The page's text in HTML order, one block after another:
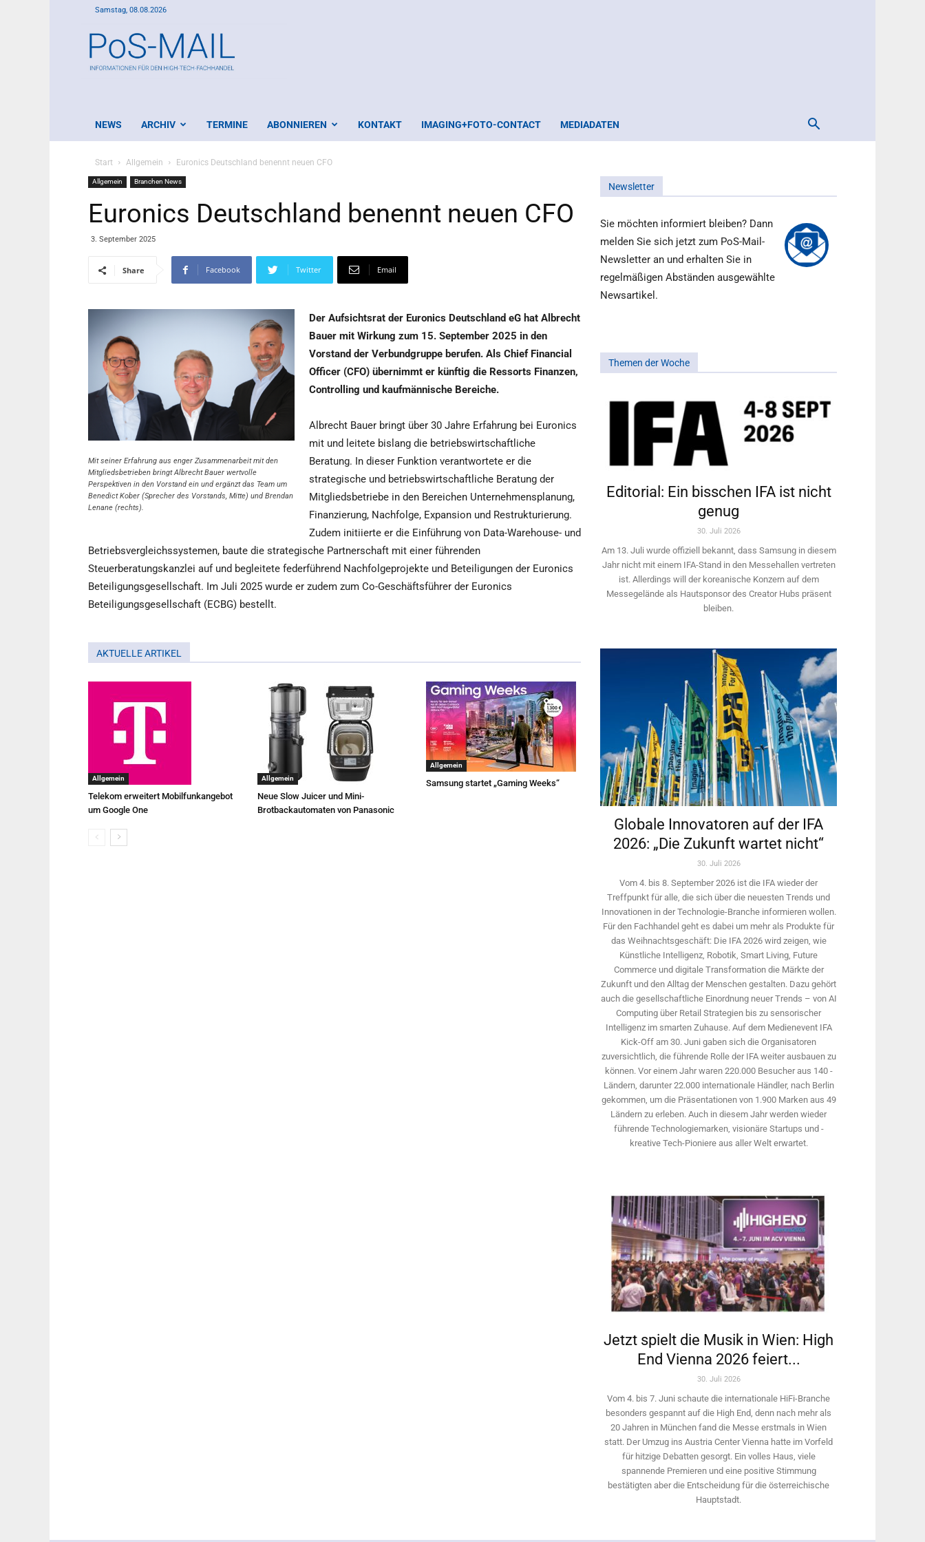
Samstag, 08.08.2026
Mail
NEWS ARCHIV TERMINE ABONNIEREN KONTAKT IMAGING+FOTO-CONTACT MEDIADATEN
Start Allgemein Euronics Deutschland benennt neuen CFO
Allgemein Branchen News
Euronics Deutschland benennt neuen CFO
3. September 2025
Share Facebook Twitter Email
Mit seiner Erfahrung aus enger Zusammenarbeit mit den
Mitgliedsbetrieben bringt Albrecht Bauer wertvolle
Perspektiven in den Vorstand ein und ergänzt das Team um
Benedict Kober (Sprecher des Vorstands, Mitte) und Brendan
Lenane (rechts).
Der Aufsichtsrat der Euronics Deutschland eG hat Albrecht
Bauer mit Wirkung zum 15. September 2025 in den
Vorstand der Verbundgruppe berufen. Als Chief Financial
Officer (CFO) übernimmt er künftig die Ressorts Finanzen,
Controlling und kaufmännische Bereiche.
Albrecht Bauer bringt über 30 Jahre Erfahrung bei Euronics
mit und leitete bislang die betriebswirtschaftliche
Beratung. In dieser Funktion verantwortete er die
strategische und betriebswirtschaftliche Beratung der
Mitgliedsbetriebe in den Bereichen Unternehmensplanung,
Finanzierung, Nachfolge, Expansion und Restrukturierung.
Zudem initiierte er die Einführung von Data-Warehouse- und
Betriebsvergleichssystemen, baute die strategische Partnerschaft mit einer führenden
Steuerberatungskanzlei auf und begleitete federführend Nachfolgeprojekte und Beteiligungen der Euronics
Beteiligungsgesellschaft. Im Juli 2025 wurde er zudem zum Co-Geschäftsführer der Euronics
Beteiligungsgesellschaft (ECBG) bestellt.
AKTUELLE ARTIKEL
Allgemein
Telekom erweitert Mobilfunkangebot
um Google One
Allgemein
Neue Slow Juicer und Mini-
Brotbackautomaten von Panasonic
Allgemein
Samsung startet „Gaming Weeks“
Newsletter
Sie möchten informiert bleiben? Dann
melden Sie sich jetzt zum PoS-Mail-
Newsletter an und erhalten Sie in
regelmäßigen Abständen ausgewählte
Newsartikel.
Themen der Woche
Editorial: Ein bisschen IFA ist nicht
genug
30. Juli 2026
Am 13. Juli wurde offiziell bekannt, dass Samsung in diesem
Jahr nicht mit einem IFA-Stand in den Messehallen vertreten
ist. Allerdings will ­der koreanische Konzern auf dem
Messegelände als Hautsponsor des Creator Hubs präsent
bleiben.
Globale Innovatoren auf der IFA
2026: „Die Zukunft wartet nicht“
30. Juli 2026
Vom 4. bis 8. September 2026 ist die IFA wieder der
Treffpunkt für alle, die sich über die neuesten Trends und
Innovationen in der Technologie-­Branche informieren wollen.
Für den Fachhandel geht es dabei um mehr als Produkte für
das Weihnachtsgeschäft: Die IFA 2026 wird ­zeigen, wie
Künstliche Intelligenz, Robotik, Smart Living, Future
Commerce und digitale Trans­formation die Märkte der
Zukunft und den Alltag der Menschen gestalten. Dazu gehört
auch die gesellschaftliche Einordnung neuer Trends – von AI
Computing über Retail Strategien bis zu sensorischer
Intelligenz im smarten Zuhause. Auf dem Medien­event IFA
Kick-Off am 30. Juni gaben sich die Organisatoren
zuversichtlich, die führende Rolle der IFA weiter ausbauen zu
können. Vor einem Jahr ­waren 220.000 Besucher aus 140 ­
Ländern, ­darunter 22.000 internationale Händler, nach Berlin
gekommen, um die Präsen­tationen von 1.900 Marken aus 49
Ländern zu erleben. Auch in diesem Jahr werden wieder
führende Technologiemarken, visionäre Startups und ­
kreative Tech-Pioniere aus aller Welt erwartet.
Jetzt spielt die Musik in Wien: High
End Vienna 2026 feiert...
30. Juli 2026
Vom 4. bis 7. Juni schaute die internationale HiFi-Branche
besonders gespannt auf die High End, denn nach mehr als
20 Jahren in München fand die Messe erstmals in Wien
statt. Der Umzug ins Austria Center Vienna hatte im Vorfeld
für hitzige Debatten gesorgt. Ein volles Haus, viele
spannende Premieren und eine positive Stimmung
bestätigten aber die Entscheidung für die österreichische
Hauptstadt.